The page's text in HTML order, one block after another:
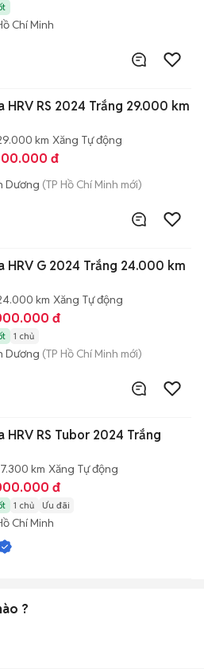
Chí Minh
HRV RS 2024 Trắng 29.000 km
km Xăng Tự động
đ
Dương (TP Hồ Chí Minh mới)
HRV G 2024 Trắng 24.000 km
km Xăng Tự động
đ
1 chủ
Dương (TP Hồ Chí Minh mới)
HRV RS Tubor 2024 Trắng
km Xăng Tự động
đ
1 chủ Ưu đãi
Chí Minh
?